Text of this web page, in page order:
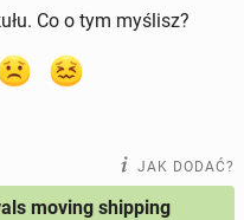
Co o tym myślisz?
JAK DODAĆ?
moving shipping